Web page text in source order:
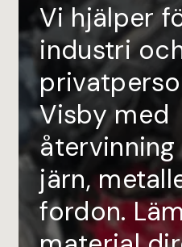
Vi hjälper
industri
Visby med
återvinning
järn,
fordon.